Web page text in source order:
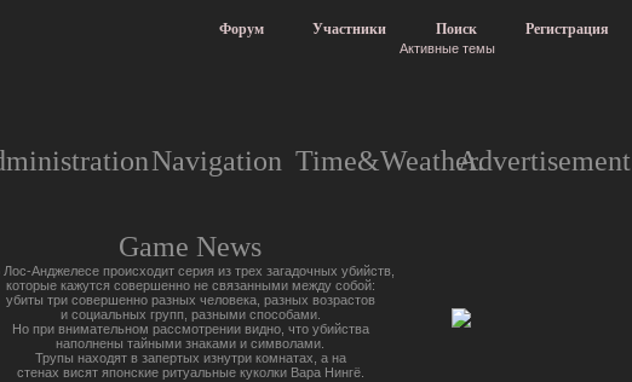
Форум Участники Поиск Регистрация
Активные темы
Navigation Time&Weather.Advertisement
Game News
Анджелесе происходит серия из трех загадочных убийств,
которые кажутся совершенно не связанными между собой:
убиты три совершенно разных человека, разных возрастов
и социальных групп, разными способами.
Но при внимательном рассмотрении видно, что убийства
наполнены тайными знаками и символами.
Трупы находят в запертых изнутри комнатах, а на
стенах висят японские ритуальные куколки Вара Нингё.